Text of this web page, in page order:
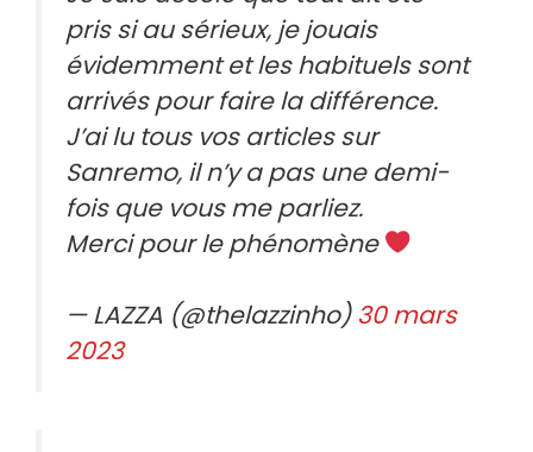
pris si au sérieux, je jouais
évidemment et les habituels sont
arrivés pour faire la différence.
J’ai lu tous vos articles sur
Sanremo, il n’y a pas une demi-
fois que vous me parliez.
Merci pour le phénomène
— LAZZA (@thelazzinho) 30 mars
2023